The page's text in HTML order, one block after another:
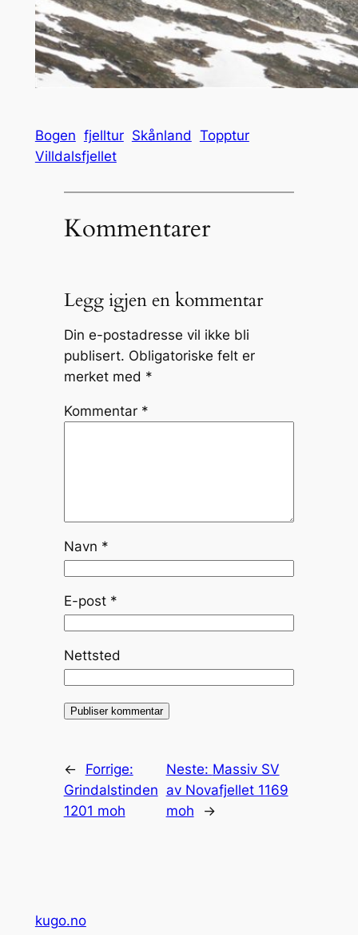
Bogen fjelltur Skånland Topptur
Villdalsfjellet
Kommentarer
Legg igjen en kommentar
Din e-postadresse vil ikke bli
publisert. Obligatoriske felt er
merket med *
Kommentar *
Navn *
E-post *
Nettsted
←
Forrige:
Grindalstinden
1201 moh
Neste: Massiv SV
av Novafjellet 1169
moh
→
kugo.no